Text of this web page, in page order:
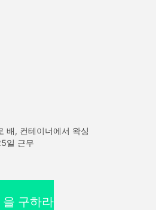
배, 컨테이너에서 왁싱
일 근무
구하라